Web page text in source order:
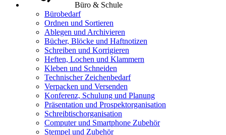
Büro & Schule
Bürobedarf
Ordnen und Sortieren
Ablegen und Archivieren
Bücher, Blöcke und Haftnotizen
Schreiben und Korrigieren
Heften, Lochen und Klammern
Kleben und Schneiden
Technischer Zeichenbedarf
Verpacken und Versenden
Konferenz, Schulung und Planung
Präsentation und Prospektorganisation
Schreibtischorganisation
Computer und Smartphone Zubehör
Stempel und Zubehör